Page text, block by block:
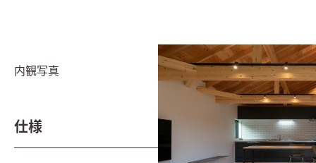
内観写真
仕様